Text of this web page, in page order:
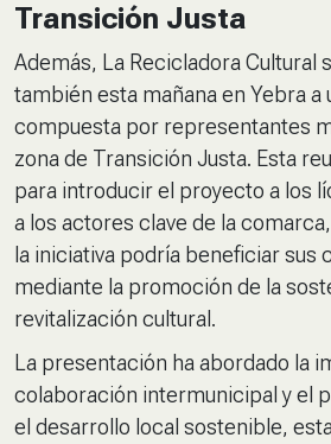
Transición Justa
Además, La Recicladora Cultural
también esta mañana en Yebra a
compuesta por representantes
zona de Transición Justa. Esta
para introducir el proyecto a los
a los actores clave de la
la iniciativa podría beneficiar sus
mediante la promoción de la
revitalización cultural.
La presentación ha abordado la
colaboración intermunicipal y el
el desarrollo local sostenible,